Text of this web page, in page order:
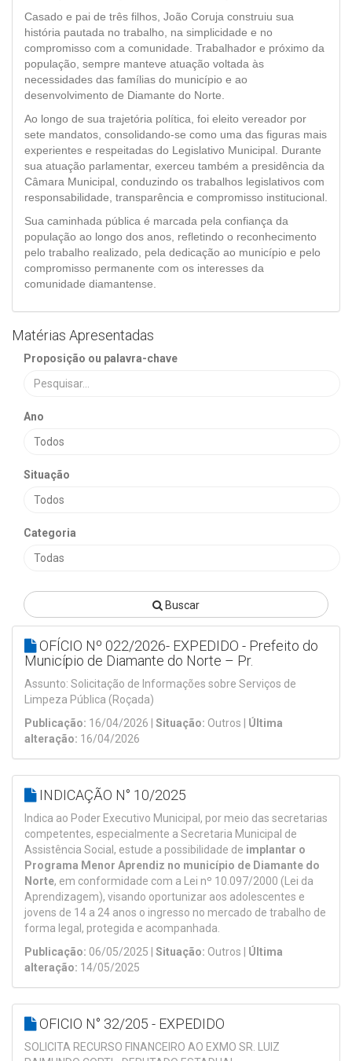
Casado e pai de três filhos, João Coruja construiu sua
história pautada no trabalho, na simplicidade e no
compromisso com a comunidade. Trabalhador e próximo da
população, sempre manteve atuação voltada às
necessidades das famílias do município e ao
desenvolvimento de Diamante do Norte.
Ao longo de sua trajetória política, foi eleito vereador por
sete mandatos, consolidando-se como uma das figuras mais
experientes e respeitadas do Legislativo Municipal. Durante
sua atuação parlamentar, exerceu também a presidência da
Câmara Municipal, conduzindo os trabalhos legislativos com
responsabilidade, transparência e compromisso institucional.
Sua caminhada pública é marcada pela confiança da
população ao longo dos anos, refletindo o reconhecimento
pelo trabalho realizado, pela dedicação ao município e pelo
compromisso permanente com os interesses da
comunidade diamantense.
Matérias Apresentadas
Proposição ou palavra-chave
Ano
Situação
Categoria
Buscar
OFÍCIO Nº 022/2026- EXPEDIDO - Prefeito do
Município de Diamante do Norte – Pr.
Assunto: Solicitação de Informações sobre Serviços de
Limpeza Pública (Roçada)
Publicação: 16/04/2026 | Situação: Outros | Última
alteração: 16/04/2026
INDICAÇÃO N° 10/2025
Indica ao Poder Executivo Municipal, por meio das secretarias
competentes, especialmente a Secretaria Municipal de
Assistência Social, estude a possibilidade de implantar o
Programa Menor Aprendiz no município de Diamante do
Norte, em conformidade com a Lei nº 10.097/2000 (Lei da
Aprendizagem), visando oportunizar aos adolescentes e
jovens de 14 a 24 anos o ingresso no mercado de trabalho de
forma legal, protegida e acompanhada.
Publicação: 06/05/2025 | Situação: Outros | Última
alteração: 14/05/2025
OFICIO N° 32/205 - EXPEDIDO
SOLICITA RECURSO FINANCEIRO AO EXMO SR. LUIZ